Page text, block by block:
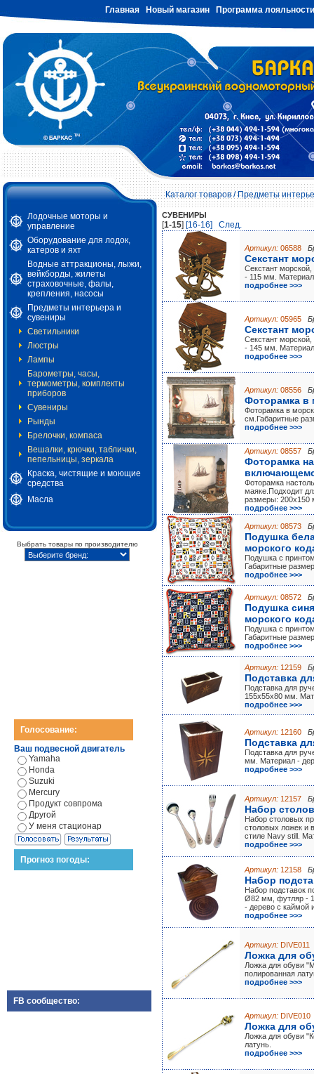
Главная Новый магазин Программа лояльности
Каталог товаров/Предметы
Лодочные моторы и
управление
Оборудование для лодок,
катеров и яхт
Водные аттракционы, лыжи,
вейкборды, жилеты
страховочные, фалы,
крепления, насосы
Предметы интерьера и
сувениры
Светильники
Люстры
Лампы
Барометры, часы,
термометры, комплекты
приборов
Сувениры
Рынды
Брелочки, компаса
Вешалки, крючки, таблички,
пепельницы, зеркала
Краска, чистящие и моющие
средства
Масла
Выбрать товары по производителю
Голосование:
Ваш подвесной двигатель
Yamaha
Honda
Suzuki
Mercury
Продукт совпрома
Другой
У меня стационар
Прогноз погоды:
FB сообщество:
СУВЕНИРЫ
[1-15] [16-16] Cлед.
Артикул: 06588
Секстант
Секстант
- 115 мм. Материал
подробнее >>>
Артикул: 05965
Секстант
Секстант
- 145 мм. Материал
подробнее >>>
Артикул: 08556
Фоторамка в
Фоторамка в
см.Габаритные
подробнее >>>
Артикул: 08557
Фоторамка
Фоторамка
маяке.Подходит
размеры: 200x150
подробнее >>>
Артикул: 08573
Подушка
морского
Подушка с
Габаритные
подробнее >>>
Артикул: 08572
Подушка
морского
Подушка с
Габаритные
подробнее >>>
Артикул: 12159
Подставка
Подставка для
155х55х80 мм.
подробнее >>>
Артикул: 12160
Подставка
Подставка для
мм. Материал -
подробнее >>>
Артикул: 12157
Набор
Набор столовых
столовых ложек и
стиле Navy still.
подробнее >>>
Артикул: 12158
Набор
Набор подставок
Ø82 мм, футляр -
- дерево с каймой
подробнее >>>
Артикул: DIVE011
Ложка для
Ложка для обуви
полированная
подробнее >>>
Артикул: DIVE010
Ложка для
Ложка для обуви
латунь.
подробнее >>>